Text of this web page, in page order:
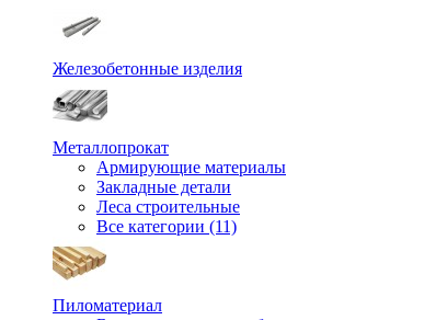
Железобетонные изделия
Металлопрокат
Армирующие материалы
Закладные детали
Леса строительные
Все категории (11)
Пиломатериал